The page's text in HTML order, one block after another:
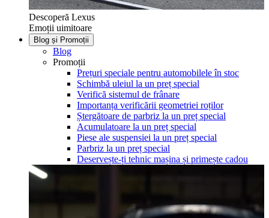
Descoperă Lexus
Emoții uimitoare
Blog și Promoții
Blog
Promoții
Prețuri speciale pentru automobilele în stoc
Schimbă uleiul la un preț special
Verifică sistemul de frânare
Importanța verificării geometriei roților
Ștergătoare de parbriz la un preț special
Acumulatoare la un preț special
Piese ale suspensiei la un preț special
Parbriz la un preț special
Deservește-ți tehnic mașina și primește cadou